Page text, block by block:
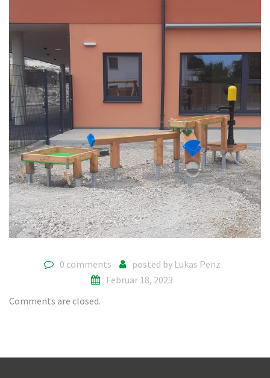
0 comments posted by Lukas Penz
Februar 18, 2023
Comments are closed.